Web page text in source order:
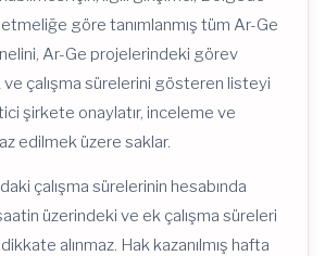
göre tanımlanmış tüm Ar-Ge
Ar-Ge projelerindeki görev
ve çalışma sürelerini gösteren listeyi
şirkete onaylatır, inceleme ve
edilmek üzere saklar.
çalışma sürelerinin hesabında
üzerindeki ve ek çalışma süreleri
alınmaz. Hak kazanılmış hafta